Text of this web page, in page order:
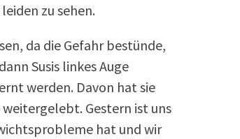
zu sehen.
da die Gefahr bestünde,
Susis linkes Auge
werden. Davon hat sie
Gestern ist uns
hat und wir